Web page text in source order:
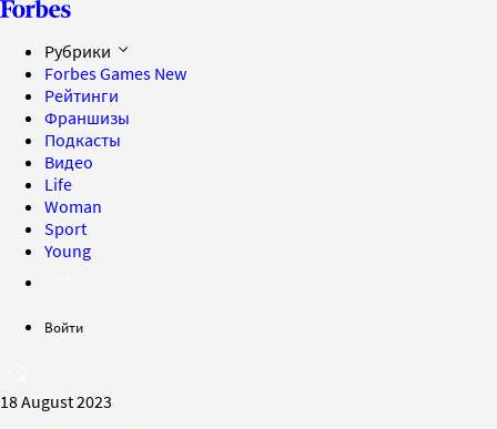
Рубрики
Forbes Games New
Рейтинги
Франшизы
Подкасты
Видео
Life
Woman
Sport
Young
Войти
18 August 2023